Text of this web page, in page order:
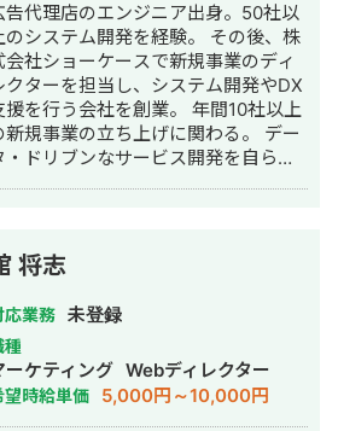
告代理店のエンジニア出身。50社以
のシステム開発を経験。 その後、株
会社ショーケースで新規事業のディ
クターを担当し、システム開発やDX
援を行う会社を創業。 年間10社以上
新規事業の立ち上げに関わる。 デー
・ドリブンなサービス開発を自らエ
将志
応業務 未登録
種
ーケティング Webディレクター
望時給単価 5,000円～10,000円